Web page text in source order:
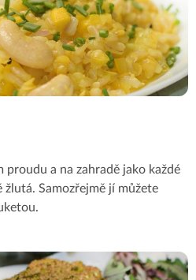
proudu a na zahradě jako každé
žlutá. Samozřejmě jí můžete